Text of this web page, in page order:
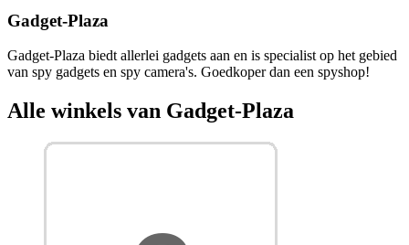
Gadget-Plaza
Gadget-Plaza biedt allerlei gadgets aan en is specialist op het gebied
van spy gadgets en spy camera's. Goedkoper dan een spyshop!
Alle winkels van Gadget-Plaza